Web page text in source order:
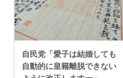
自民党「愛子は結婚しても
自動的に皇籍離脱できない